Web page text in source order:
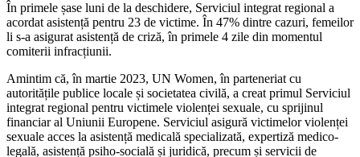
În primele șase luni de la deschidere, Serviciul integrat regional a
acordat asistență pentru 23 de victime. În 47% dintre cazuri, femeilor
li s-a asigurat asistență de criză, în primele 4 zile din momentul
comiterii infracțiunii.
Amintim că, în martie 2023, UN Women, în parteneriat cu
autoritățile publice locale și societatea civilă, a creat primul Serviciul
integrat regional pentru victimele violenței sexuale, cu sprijinul
financiar al Uniunii Europene. Serviciul asigură victimelor violenței
sexuale acces la asistență medicală specializată, expertiză medico-
legală, asistență psiho-socială și juridică, precum și servicii de